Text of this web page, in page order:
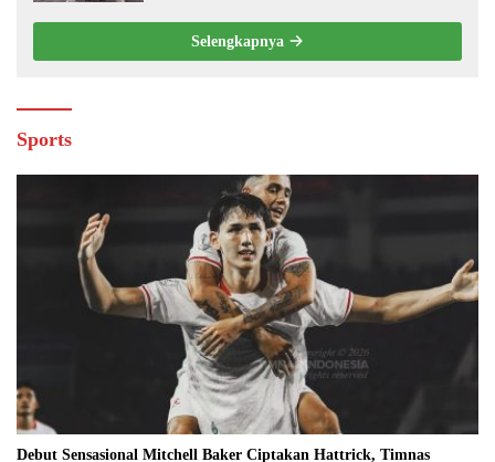
Selengkapnya
Sports
Debut Sensasional Mitchell Baker Ciptakan Hattrick, Timnas